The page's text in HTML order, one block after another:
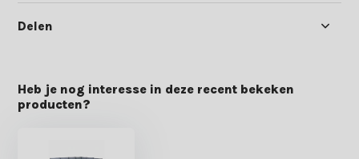
Delen
Heb je nog interesse in deze recent bekeken
producten?